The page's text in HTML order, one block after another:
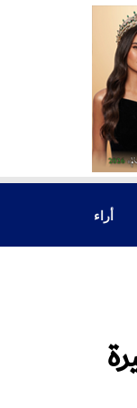
أراء